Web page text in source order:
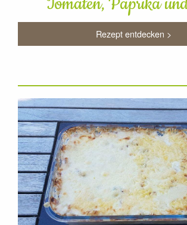
Rezept entdecken >